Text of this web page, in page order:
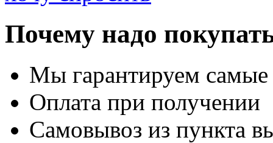
Почему надо
Мы гарантируем
Оплата при получении
Самовывоз из пункта